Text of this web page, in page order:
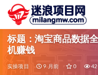
标题：淘宝商品数据
机赚钱
实操项目 9 月前 0 42
全部